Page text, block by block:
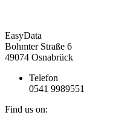
EasyData
Bohmter Straße 6
49074 Osnabrück
Telefon
0541 9989551
Find us on: